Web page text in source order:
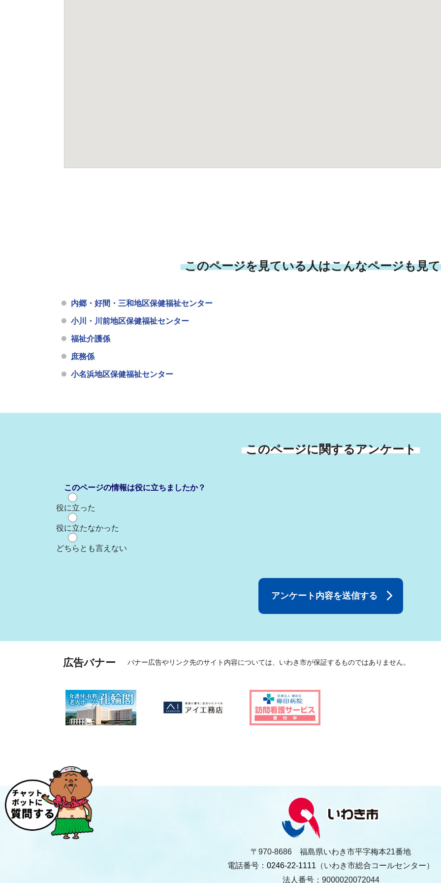
このページを見ている人はこんなページも見
内郷・好間・三和地区保健福祉センター
小川・川前地区保健福祉センター
福祉介護係
庶務係
小名浜地区保健福祉センター
このページに関するアンケート
このページの情報は役に立ちましたか？
役に立った
役に立たなかった
どちらとも言えない
広告バナー バナー広告やリンク先のサイト内容については、いわき市が保証するものではありません。
〒970-8686 福島県いわき市平字梅本21番地
電話番号： 0246-22-1111 （いわき市総合コールセンター）
法人番号：9000020072044